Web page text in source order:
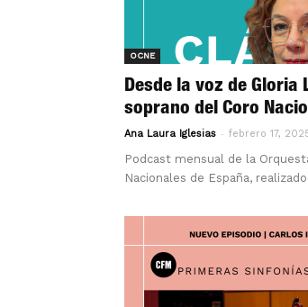
OCNE
Desde la voz de Gloria
soprano del Coro
Ana Laura Iglesias - febrero 17,
Podcast mensual de la
Nacionales de España,